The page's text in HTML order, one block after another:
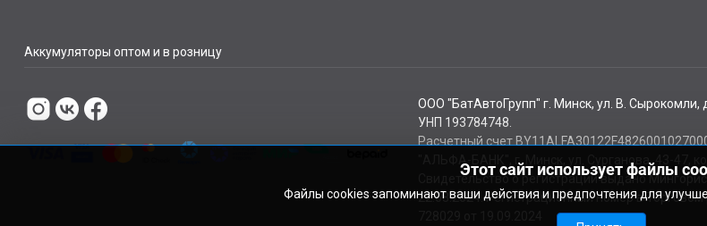
Аккумуляторы оптом и в розницу
ООО "БатАвтоГрупп" г. Минск, ул. В. Сырокомли,
УНП 193784748.
Расчетный счет
"АЛЬФА-БАНК", г. Минск, ул. Сурганова, 43-47,
Свидетельство о регистрации выдано
22.08.2024. Регистрационный номер в Торговом
Этот сайт использует файлы
Файлы cookies запоминают ваши действия и предпочтения для